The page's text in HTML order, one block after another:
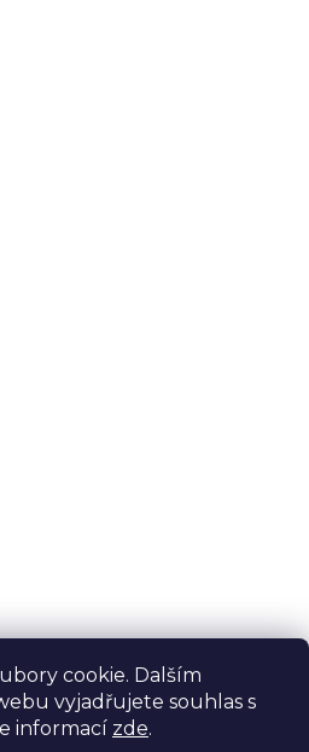
cookie. Dalším
vyjadřujete souhlas s
informací zde.